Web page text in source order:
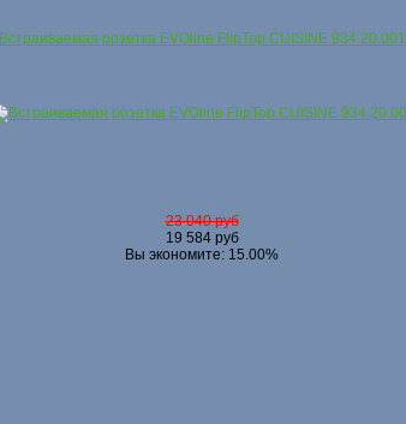
Встраиваемая розетка EVOline FlipTop CUISINE 934.20.001
23 040 руб
19 584 руб
Вы экономите: 15.00%